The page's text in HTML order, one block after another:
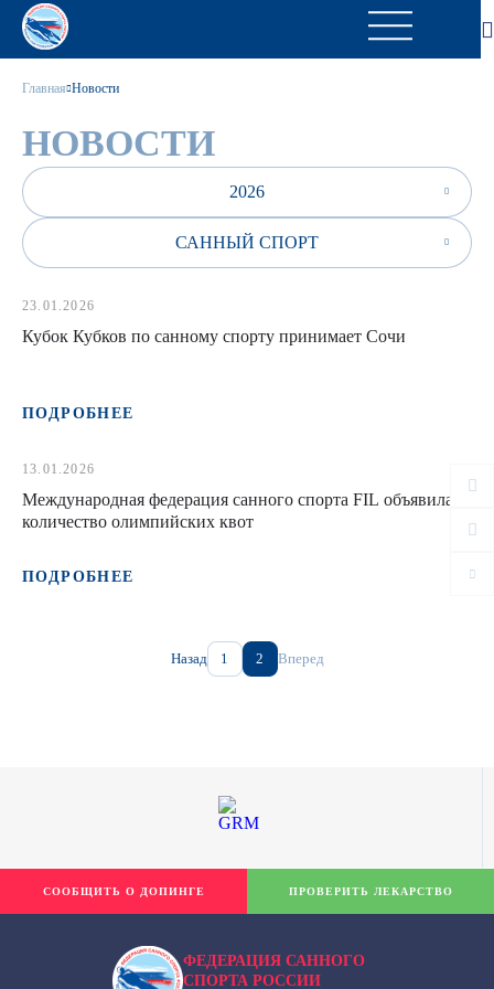
Главная Новости
НОВОСТИ
2026
САННЫЙ СПОРТ
23.01.2026
Кубок Кубков по санному спорту принимает Сочи
ПОДРОБНЕЕ
13.01.2026
Международная федерация санного спорта FIL объявила
количество олимпийских квот
ПОДРОБНЕЕ
Назад 1 2 Вперед
ФЕДЕРАЦИЯ САННОГО
СПОРТА РОССИИ
СООБЩИТЬ О ДОПИНГЕ ПРОВЕРИТЬ ЛЕКАРСТВО